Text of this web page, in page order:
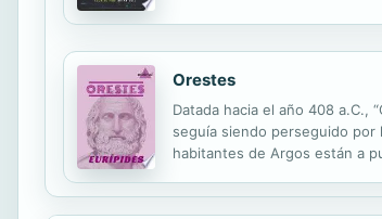
Orestes
Datada hacia el año 408 a.C.,
seguía siendo perseguido por
habitantes de Argos están a